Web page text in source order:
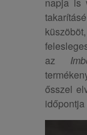
napja is
az
ősszel